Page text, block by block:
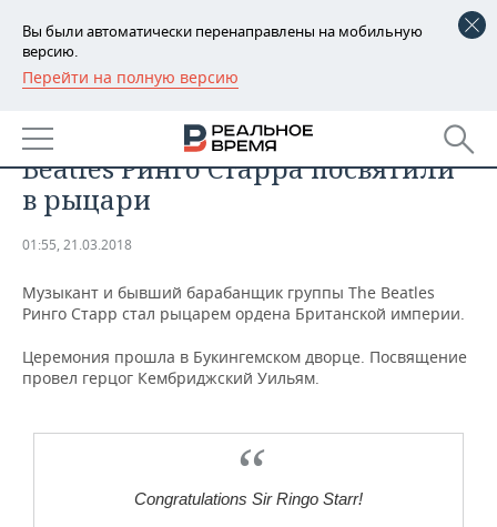
Вы были автоматически перенаправлены на мобильную
версию.
Перейти на полную версию
РЕГИОНЫ
БАШКОРТОСТАН
ТАТАРСТАН
НОВОСТИ
АНАЛИТИКА
ДЕКЛАРАЦИИ О ДОХОДАХ
ВУЗЫ ТАТАРСТАНА
КОМУ ПРИНАДЛЕЖАТ
НОВОСТИ ЭКОНОМИКИ
БАНКИ
БЮДЖЕТ
ИНВЕСТИЦИИ
ПРОМЫШЛЕННОСТЬ
ПРОМЫШЛЕННОСТИ
НЕФТЕХИМИЯ
НОВОСТИ НЕДВИЖИМОСТИ
АВТО
НОВОСТИ АВТО
БИЗНЕС
НОВОСТИ БИЗНЕСА
ТЕХНОЛОГИИ
Бывшего барабанщика The
Beatles Ринго Старра посвятили
в рыцари
01:55, 21.03.2018
Музыкант и бывший барабанщик группы The Beatles
Ринго Старр стал рыцарем ордена Британской империи.
Церемония прошла в Букингемском дворце. Посвящение
провел герцог Кембриджский Уильям.
Congratulations Sir Ringo Starr!